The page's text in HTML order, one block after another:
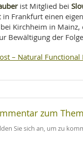
ist Mitglied bei
in Frankfurt einen
Kirchheim in
Bewältigung der
– Natural Functional
zum
Sie sich an, um zu